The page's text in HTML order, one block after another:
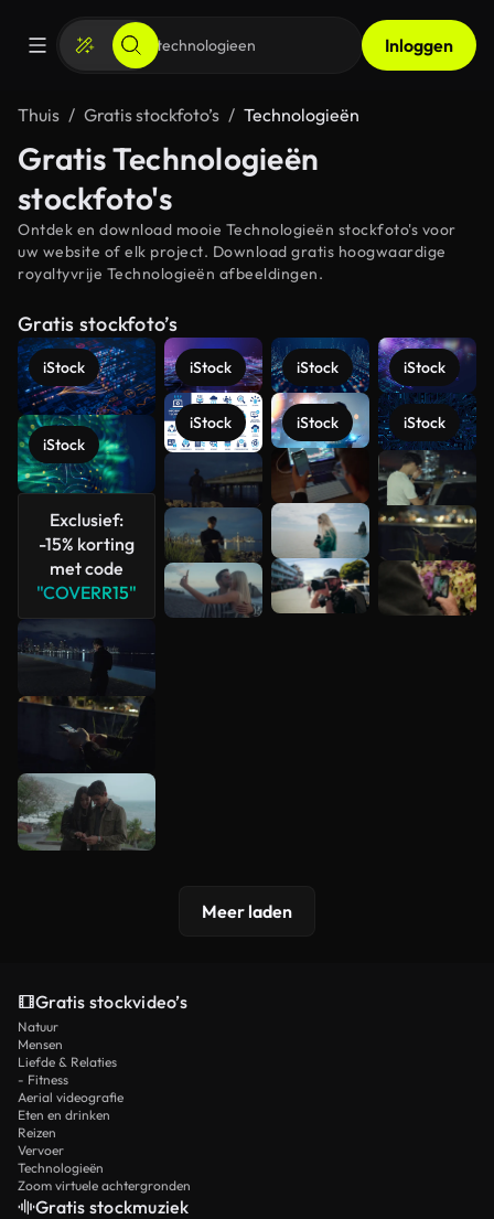
Inloggen
Thuis Gratis stockfoto’s Technologieën
Gratis Technologieën
stockfoto's
Ontdek en download mooie Technologieën stockfoto's voor
uw website of elk project. Download gratis hoogwaardige
royaltyvrije Technologieën afbeeldingen.
Gratis stockfoto’s
iStock
iStock
Exclusief:
-15% korting
met code
"COVERR15"
iStock
iStock
iStock
iStock
iStock
iStock
Meer
bekijken
Meer laden
Gratis stockvideo’s
Natuur
Mensen
Liefde & Relaties
- Fitness
Aerial videografie
Eten en drinken
Reizen
Vervoer
Technologieën
Zoom virtuele achtergronden
Gratis stockmuziek